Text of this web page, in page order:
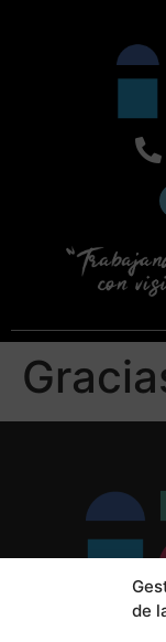
de